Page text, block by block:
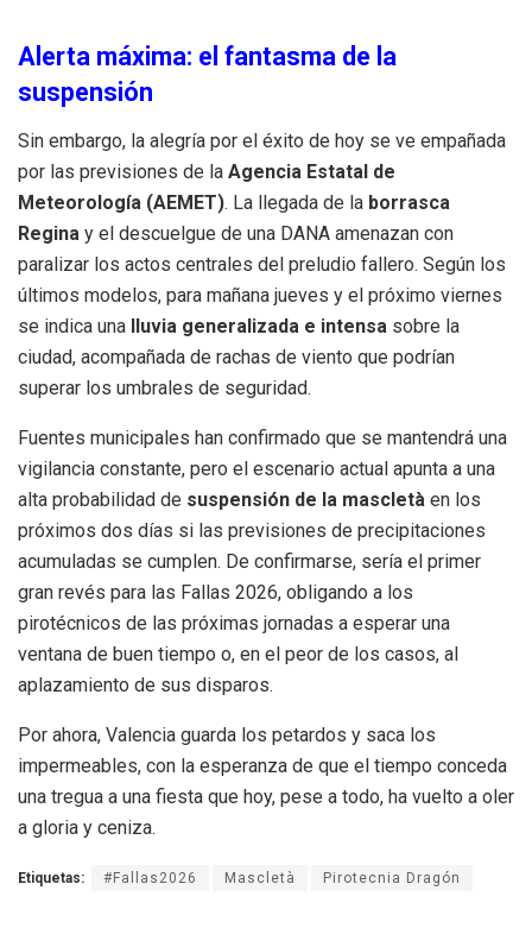
Alerta máxima: el fantasma de la
suspensión
Sin embargo, la alegría por el éxito de hoy se ve empañada
por las previsiones de la Agencia Estatal de
Meteorología (AEMET). La llegada de la borrasca
Regina y el descuelgue de una DANA amenazan con
paralizar los actos centrales del preludio fallero. Según los
últimos modelos, para mañana jueves y el próximo viernes
se indica una lluvia generalizada e intensa sobre la
ciudad, acompañada de rachas de viento que podrían
superar los umbrales de seguridad.
Fuentes municipales han confirmado que se mantendrá una
vigilancia constante, pero el escenario actual apunta a una
alta probabilidad de suspensión de la mascletà en los
próximos dos días si las previsiones de precipitaciones
acumuladas se cumplen. De confirmarse, sería el primer
gran revés para las Fallas 2026, obligando a los
pirotécnicos de las próximas jornadas a esperar una
ventana de buen tiempo o, en el peor de los casos, al
aplazamiento de sus disparos.
Por ahora, Valencia guarda los petardos y saca los
impermeables, con la esperanza de que el tiempo conceda
una tregua a una fiesta que hoy, pese a todo, ha vuelto a oler
a gloria y ceniza.
Etiquetas: #Fallas2026 Mascletà Pirotecnia Dragón